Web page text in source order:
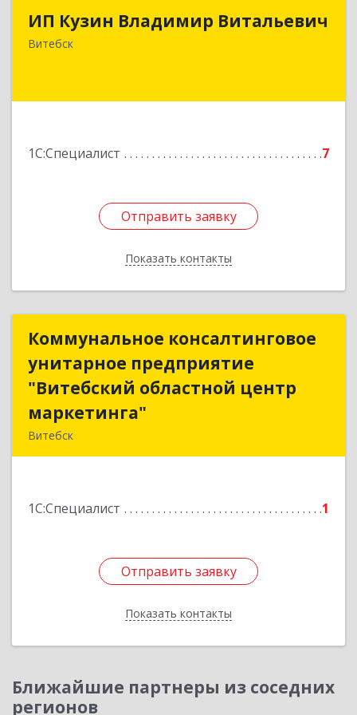
ИП Кузин Владимир Витальевич
Витебск
1С:Специалист 7
Отправить заявку
Показать контакты
Беларусь, 210001, г.Витебск, ул. Ильинского,
Отправить заявку
Назад
Коммунальное консалтинговое
унитарное предприятие
"Витебский областной центр
маркетинга"
Витебск
1С:Специалист 1
Отправить заявку
Показать контакты
Коммунальное консалтинговое
унитарное предприятие
"Витебский областной центр
Подробнее
Отправить заявку
Назад
Ближайшие партнеры из соседних
регионов